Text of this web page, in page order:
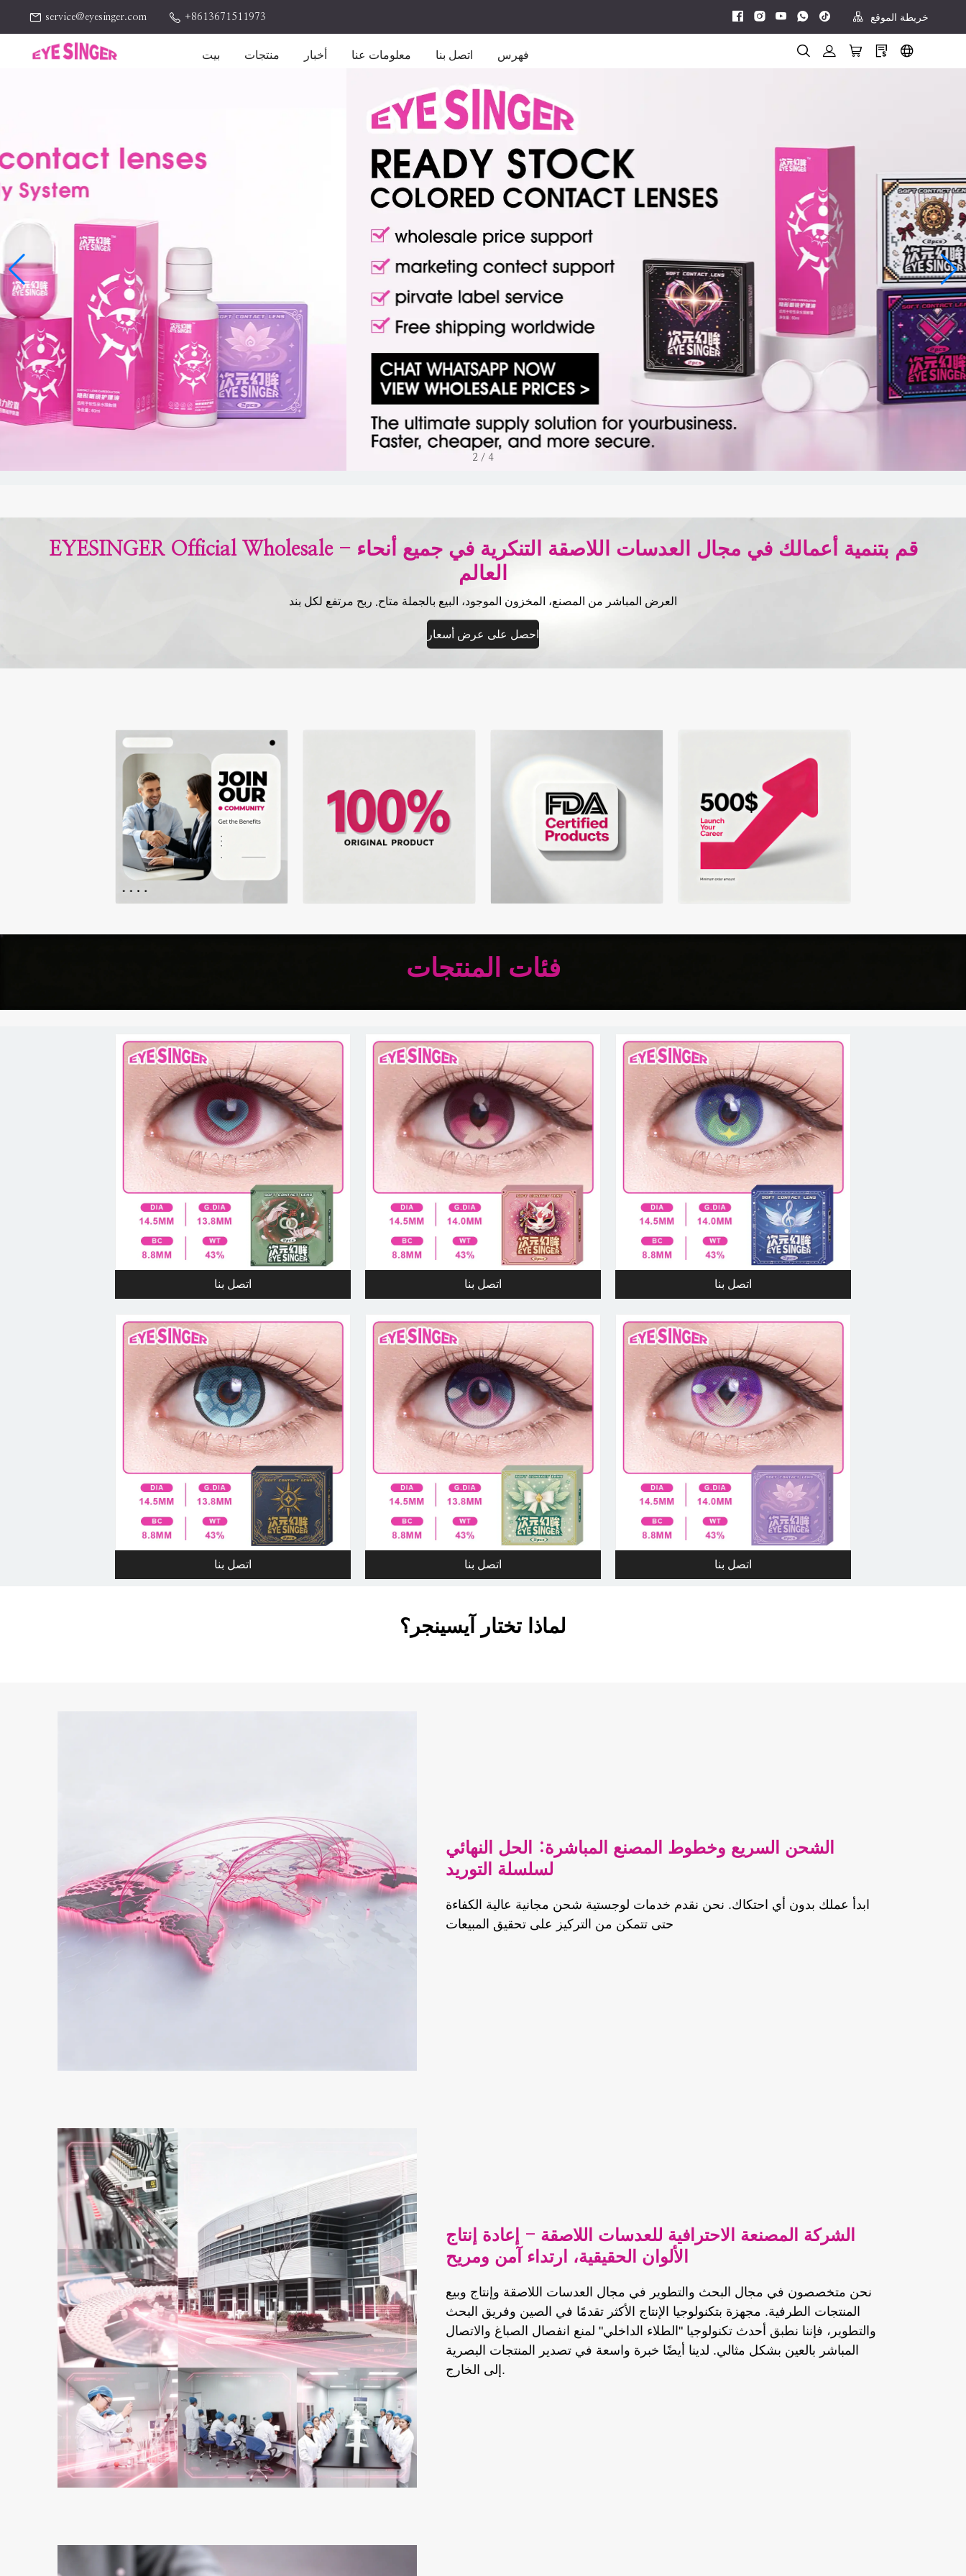
service@eyesinger.com +8613671511973 خريطة الموقع
بيت منتجات أخبار معلومات عنا اتصل بنا فهرس
2 / 4
EYESINGER Official Wholesale - قم بتنمية أعمالك في مجال العدسات اللاصقة التنكرية في جميع أنحاء
العالم
العرض المباشر من المصنع، المخزون الموجود، البيع بالجملة متاح. ربح مرتفع لكل بند
احصل على عرض أسعار
فئات المنتجات
اتصل بنا اتصل بنا اتصل بنا
اتصل بنا اتصل بنا اتصل بنا
لماذا تختار آيسينجر؟
الشحن السريع وخطوط المصنع المباشرة: الحل النهائي
لسلسلة التوريد
ابدأ عملك بدون أي احتكاك. نحن نقدم خدمات لوجستية شحن مجانية عالية الكفاءة
حتى تتمكن من التركيز على تحقيق المبيعات
الشركة المصنعة الاحترافية للعدسات اللاصقة - إعادة إنتاج
الألوان الحقيقية، ارتداء آمن ومريح
نحن متخصصون في مجال البحث والتطوير في مجال العدسات اللاصقة وإنتاج وبيع
المنتجات الطرفية. مجهزة بتكنولوجيا الإنتاج الأكثر تقدمًا في الصين وفريق البحث
والتطوير، فإننا نطبق أحدث تكنولوجيا "الطلاء الداخلي" لمنع انفصال الصباغ والاتصال
المباشر بالعين بشكل مثالي. لدينا أيضًا خبرة واسعة في تصدير المنتجات البصرية
إلى الخارج.